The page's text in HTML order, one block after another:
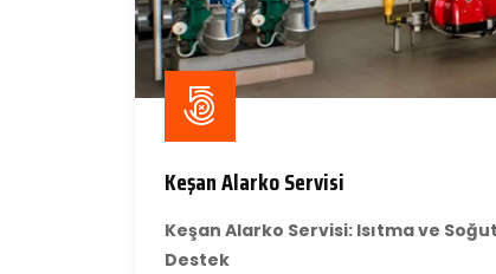
Keşan Alarko Servisi
Keşan Alarko Servisi: Isıtma ve
Destek